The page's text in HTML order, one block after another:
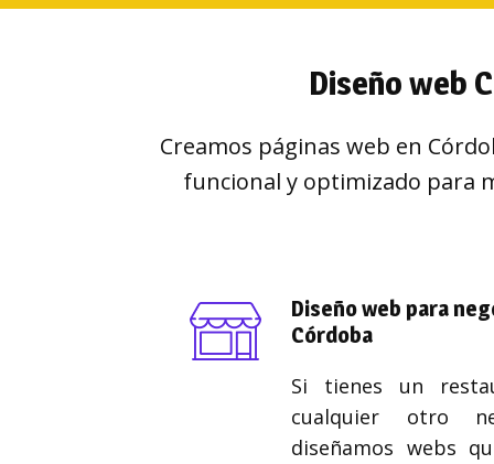
Diseño web
Creamos páginas web en
funcional y optimizado para
Diseño web para
Córdoba
Si tienes un
cualquier otro
diseñamos webs